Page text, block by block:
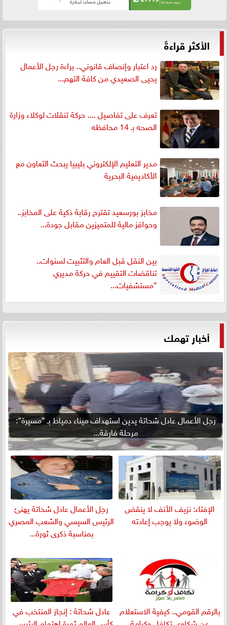
الأكثر قراءةً
رد اعتبار وإنصاف قانوني.. براءة رجل الأعمال
يحيى الصعيدي من كافة التهم...
تعرف على تفاصيل .... حركة تنقلات لوكلاء وزارة
الصحه بـ 14 محافظه
مدير التعليم الإلكتروني بليبيا يبحث التعاون مع
الأكاديمية البحرية
مخابز بورسعيد تقترح رقابة ذكية على المخابز..
وحوافز مالية للمتميزين مقابل جودة...
بين النقل قبل العام والتثبيت لسنوات..
تناقضات التقييم في حركة مديري
”مستشفيات...
أخبار تهمك
رجل الأعمال عادل شحاتة يدين استهداف ميناء دمياط بـ ”مسيرة”:
مرحلة فارقة...
الإفتاء: نزيف الأنف لا ينقض
الوضوء ولا يوجب إعادته
رجل الأعمال عادل شحاتة يهنئ
الرئيس السيسي والشعب المصري
بمناسبة ذكرى ثورة...
بالرقم القومي.. كيفية الاستعلام
عادل شحاتة : إنجاز المنتخب في